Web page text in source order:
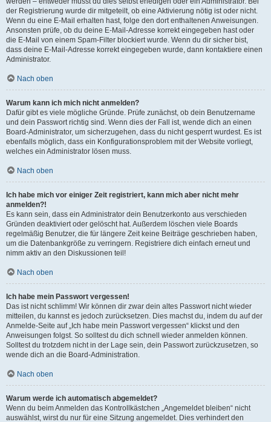
der Registrierung wurde dir mitgeteilt, ob eine Aktivierung nötig ist oder nicht.
Wenn du eine E-Mail erhalten hast, folge den dort enthaltenen Anweisungen.
Ansonsten prüfe, ob du deine E-Mail-Adresse korrekt eingegeben hast oder
die E-Mail von einem Spam-Filter blockiert wurde. Wenn du dir sicher bist,
dass deine E-Mail-Adresse korrekt eingegeben wurde, dann kontaktiere einen
Administrator.
Nach oben
Warum kann ich mich nicht anmelden?
Dafür gibt es viele mögliche Gründe. Prüfe zunächst, ob dein Benutzername
und dein Passwort richtig sind. Wenn dies der Fall ist, wende dich an einen
Board-Administrator, um sicherzugehen, dass du nicht gesperrt wurdest. Es ist
ebenfalls möglich, dass ein Konfigurationsproblem mit der Website vorliegt,
welches ein Administrator lösen muss.
Nach oben
Ich habe mich vor einiger Zeit registriert, kann mich aber nicht mehr
anmelden?!
Es kann sein, dass ein Administrator dein Benutzerkonto aus verschieden
Gründen deaktiviert oder gelöscht hat. Außerdem löschen viele Boards
regelmäßig Benutzer, die für längere Zeit keine Beiträge geschrieben haben,
um die Datenbankgröße zu verringern. Registriere dich einfach erneut und
nimm aktiv an den Diskussionen teil!
Nach oben
Ich habe mein Passwort vergessen!
Das ist nicht schlimm! Wir können dir zwar dein altes Passwort nicht wieder
mitteilen, du kannst es jedoch zurücksetzen. Dies machst du, indem du auf der
Anmelde-Seite auf „Ich habe mein Passwort vergessen“ klickst und den
Anweisungen folgst. So solltest du dich schnell wieder anmelden können.
Solltest du trotzdem nicht in der Lage sein, dein Passwort zurückzusetzen, so
wende dich an die Board-Administration.
Nach oben
Warum werde ich automatisch abgemeldet?
Wenn du beim Anmelden das Kontrollkästchen „Angemeldet bleiben“ nicht
auswählst, wirst du nur für eine Sitzung angemeldet. Dies verhindert den